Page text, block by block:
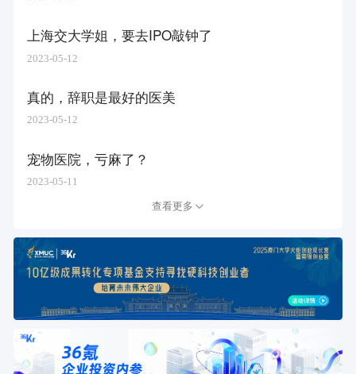
上海交大学姐，要去IPO敲钟了
2023-05-12
真的，辞职是最好的医美
2023-05-12
宠物医院，亏麻了？
2023-05-11
查看更多